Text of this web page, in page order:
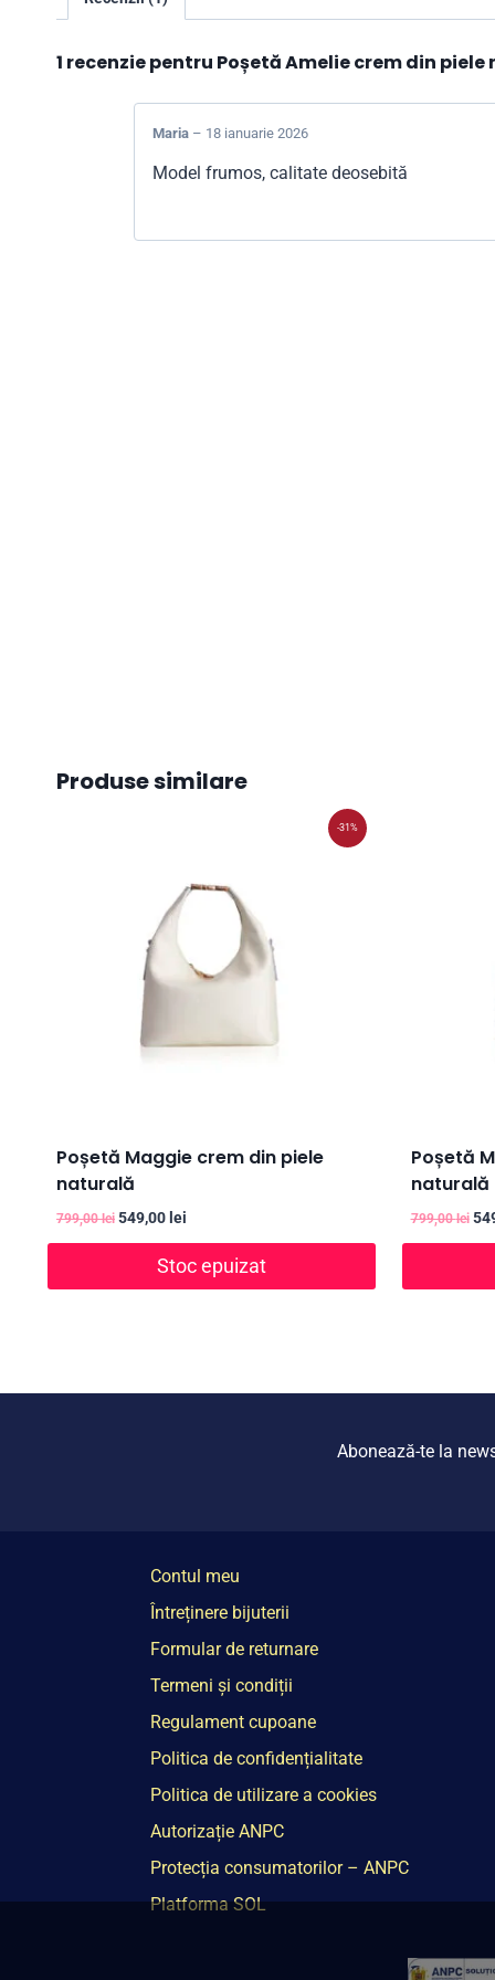
1 recenzie pentru Poșetă Amelie crem din
Maria – 18 ianuarie 2026
Model frumos, calitate deosebită
Produse similare
-31%
Poșetă Maggie crem din piele
naturală
799,00lei Prețul
inițial
fost:
549,00 lei
curent
este:
549,00 lei.
Stoc epuizat
Poșetă
naturală
799,00lei
Abonează-te la
Contul meu
Întreținere bijuterii
Formular de returnare
Termeni și condiții
Regulament cupoane
Politica de confidențialitate
Politica de utilizare a cookies
Autorizație ANPC
Protecția consumatorilor – ANPC
Platforma SOL